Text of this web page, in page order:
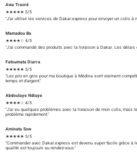
Awa Traoré
★★★★★ 5/5
"J'ai utilisé les services de Dakar.express pour envoyer un colis à
Mamadou Ba
★★★★☆ 4/5
"J'ai commandé des produits avec la livraison à Dakar. Les
Fatoumata Diarra
★★★★★ 5/5
"Les prix en gros pour ma boutique à Médina sont vraiment
temps et d'argent."
Abdoulaye Ndiaye
★★★★☆ 4/5
"J'ai eu quelques problèmes avec la livraison de mon colis, mais
problème rapidement."
Aminata Sow
★★★★★ 5/5
"Commander avec Dakar.express est devenu super facile grâce
qualité est toujours au rendez-vous."